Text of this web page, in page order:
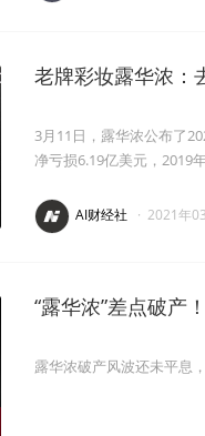
老牌彩妆露华浓：
3月11日，露华浓公布了
净亏损6.19亿美元，2019
AI财经社 · 2021年
“露华浓”差点破产
露华浓破产风波还未平息